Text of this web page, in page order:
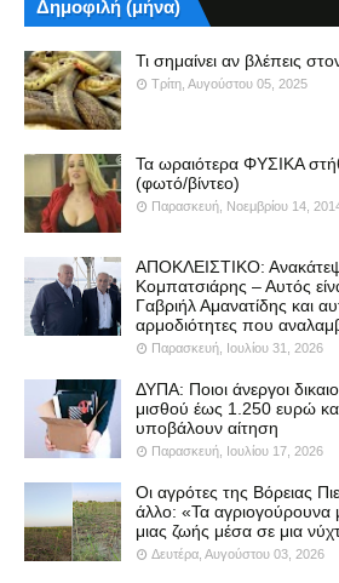
Δημοφιλή (μήνα)
Τι σημαίνει αν βλέπεις
Τρίτη, Αυγούστου 05, 2025
Τα ωραιότερα ΦΥΣΙΚΑ
(φωτό/βίντεο)
Παρασκευή, Νοεμβρίου 14,
ΑΠΟΚΛΕΙΣΤΙΚΟ:
Κομπατσιάρης – Αυτός
Γαβριήλ Αμανατίδης και
αρμοδιότητες που
Παρασκευή, Ιουλίου 31, 2026
ΔΥΠΑ: Ποιοι άνεργοι
μισθού έως 1.250 ευρώ
υποβάλουν αίτηση
Παρασκευή, Ιουλίου 17, 2026
Οι αγρότες της Βόρειας
άλλο: «Τα
μιας ζωής μέσα σε μια
Δευτέρα, Αυγούστου 03, 2026